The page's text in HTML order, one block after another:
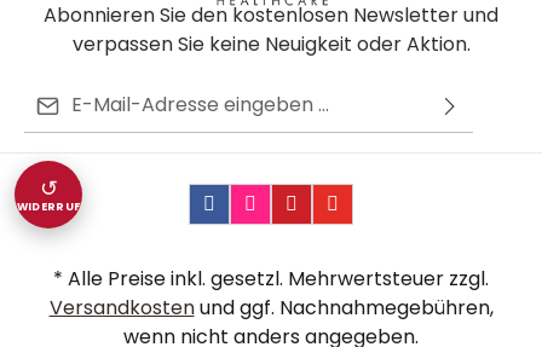
Abonnieren Sie den kostenlosen Newsletter und
verpassen Sie keine Neuigkeit oder Aktion.
E-Mail-Adresse*
Ich habe die
Kenntnis genommen und die
mit ihnen einverstanden.
Diese Seite ist durch reCAPTCHA geschützt und es gelten die
Datenschutzrichtlinie
Die mit einem Stern (*) markierten Felder sind
Pflichtfelder.
* Alle Preise inkl. gesetzl. Mehrwertsteuer zzgl.
Versandkostenund ggf. Nachnahmegebühren,
wenn nicht anders angegeben.
↺
WIDERRUF